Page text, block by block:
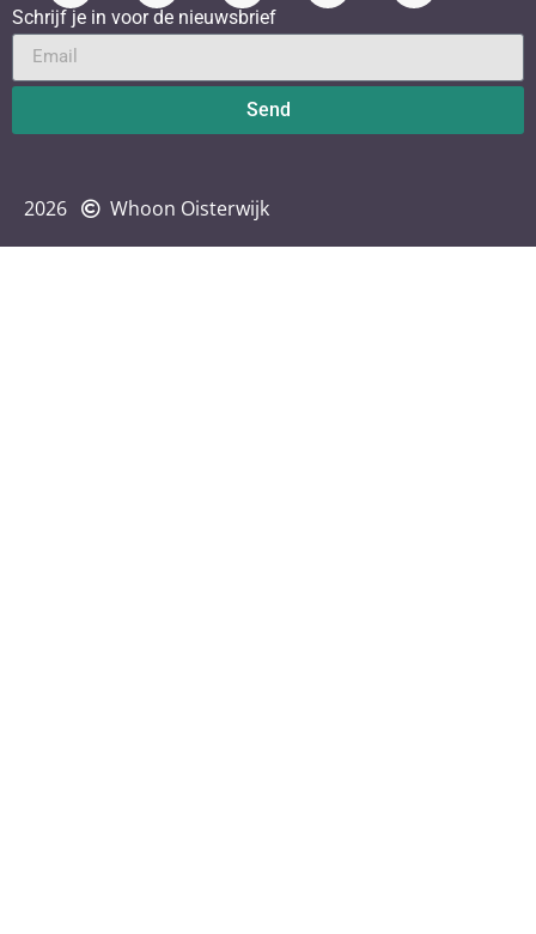
Schrijf je in voor de nieuwsbrief
Send
2026 Whoon Oisterwijk